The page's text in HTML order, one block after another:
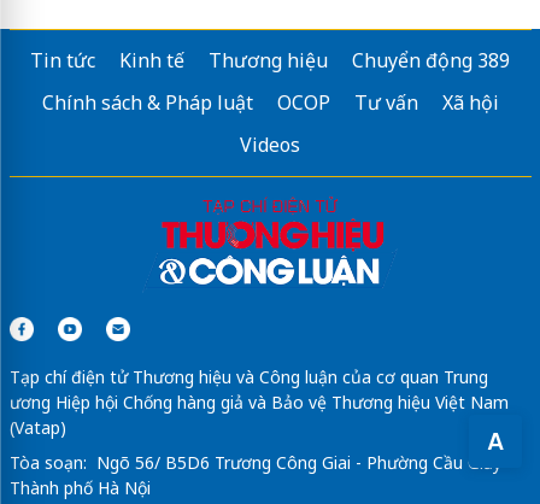
A
tin tức mới về bạt hòa phát đạtuy tín
Tổng kho phân phốicửa tự động Hàn quốc Top 1 chất lượng
Tin tức Kinh tế Thương hiệu
Chuyển động 389
Chính sách & Pháp luật
OCOP Tư vấn
Xã hội
Videos
Tạp chí điện tử Thương hiệu và Công luận của cơ quan Trung
ương Hiệp hội Chống hàng giả và Bảo vệ Thương hiệu Việt Nam
(Vatap)
Tòa soạn: Ngõ 56/ B5D6 Trương Công Giai - Phường Cầu Giấy -
Thành phố Hà Nội